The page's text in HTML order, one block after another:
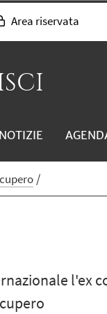
Area riservata
NOTIZIE
l'ex